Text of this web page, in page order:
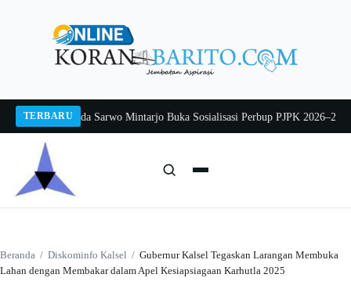
TERBARU
2026Pj Sekda Sarwo Mintarjo Buka Sosialisasi Perbup PJPK 2026–2030
Beranda / Diskominfo Kalsel / Gubernur Kalsel Tegaskan Larangan Membuka
Lahan dengan Membakar dalam Apel Kesiapsiagaan Karhutla 2025